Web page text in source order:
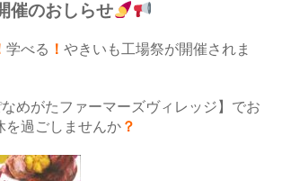
催のおしらせ
学べる ！やきいも工場祭が開催されま
めがたファーマーズヴィレッジ】でお
を過ごしませんか ？